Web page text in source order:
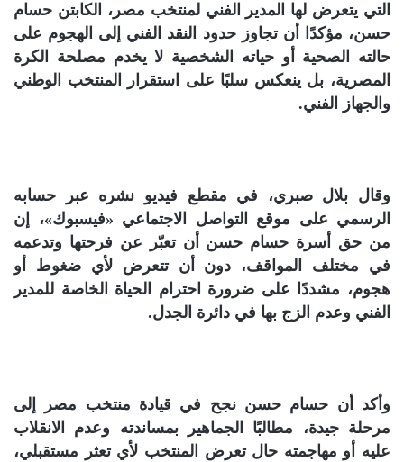
التي يتعرض لها المدير الفني لمنتخب مصر، الكابتن حسام
حسن، مؤكدًا أن تجاوز حدود النقد الفني إلى الهجوم على
حالته الصحية أو حياته الشخصية لا يخدم مصلحة الكرة
المصرية، بل ينعكس سلبًا على استقرار المنتخب الوطني
والجهاز الفني.
وقال بلال صبري، في مقطع فيديو نشره عبر حسابه
الرسمي على موقع التواصل الاجتماعي «فيسبوك»، إن
من حق أسرة حسام حسن أن تعبّر عن فرحتها وتدعمه
في مختلف المواقف، دون أن تتعرض لأي ضغوط أو
هجوم، مشددًا على ضرورة احترام الحياة الخاصة للمدير
الفني وعدم الزج بها في دائرة الجدل.
وأكد أن حسام حسن نجح في قيادة منتخب مصر إلى
مرحلة جيدة، مطالبًا الجماهير بمساندته وعدم الانقلاب
عليه أو مهاجمته حال تعرض المنتخب لأي تعثر مستقبلي،